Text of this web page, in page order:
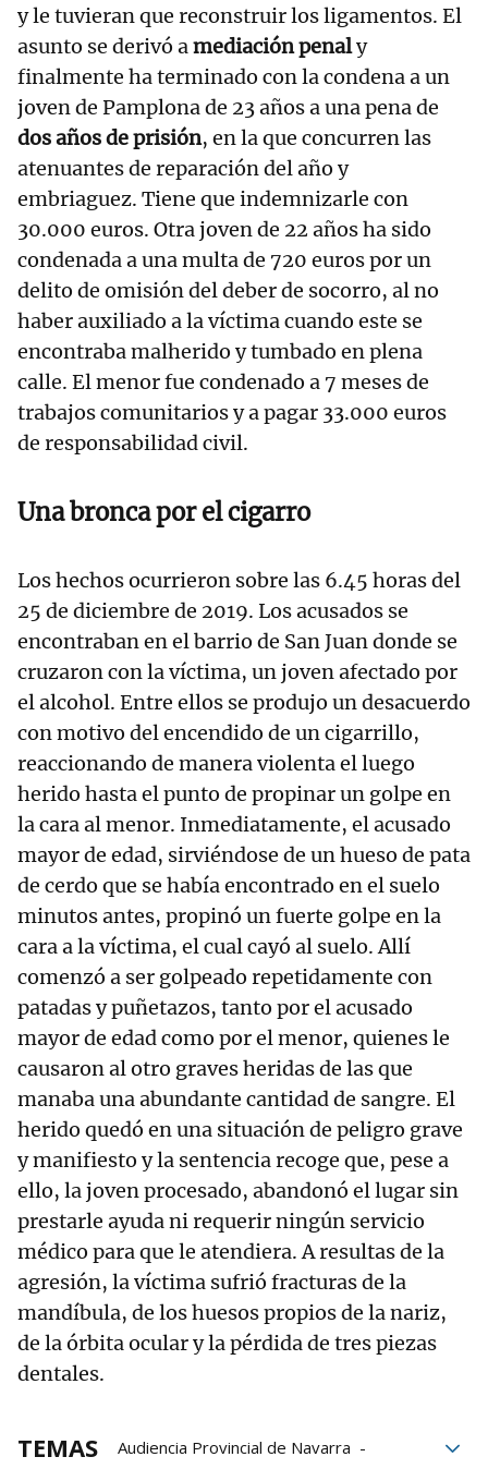
y le tuvieran que reconstruir los ligamentos. El
asunto se derivó amediación penaly
finalmente ha terminado con la condena a un
joven de Pamplona de 23 años a una pena de
dos años de prisión, en la que concurren las
atenuantes de reparación del año y
embriaguez. Tiene que indemnizarle con
30.000 euros. Otra joven de 22 años ha sido
condenada a una multa de 720 euros por un
delito de omisión del deber de socorro, al no
haber auxiliado a la víctima cuando este se
encontraba malherido y tumbado en plena
calle. El menor fue condenado a 7 meses de
trabajos comunitarios y a pagar 33.000 euros
de responsabilidad civil.
Una bronca por el cigarro
Los hechos ocurrieron sobre las 6.45 horas del
25 de diciembre de 2019. Los acusados se
encontraban en el barrio de San Juan donde se
cruzaron con la víctima, un joven afectado por
el alcohol. Entre ellos se produjo un desacuerdo
con motivo del encendido de un cigarrillo,
reaccionando de manera violenta el luego
herido hasta el punto de propinar un golpe en
la cara al menor. Inmediatamente, el acusado
mayor de edad, sirviéndose de un hueso de pata
de cerdo que se había encontrado en el suelo
minutos antes, propinó un fuerte golpe en la
cara a la víctima, el cual cayó al suelo. Allí
comenzó a ser golpeado repetidamente con
patadas y puñetazos, tanto por el acusado
mayor de edad como por el menor, quienes le
causaron al otro graves heridas de las que
manaba una abundante cantidad de sangre. El
herido quedó en una situación de peligro grave
y manifiesto y la sentencia recoge que, pese a
ello, la joven procesado, abandonó el lugar sin
prestarle ayuda ni requerir ningún servicio
médico para que le atendiera. A resultas de la
agresión, la víctima sufrió fracturas de la
mandíbula, de los huesos propios de la nariz,
de la órbita ocular y la pérdida de tres piezas
dentales.
TEMAS
Audiencia Provincial de Navarra